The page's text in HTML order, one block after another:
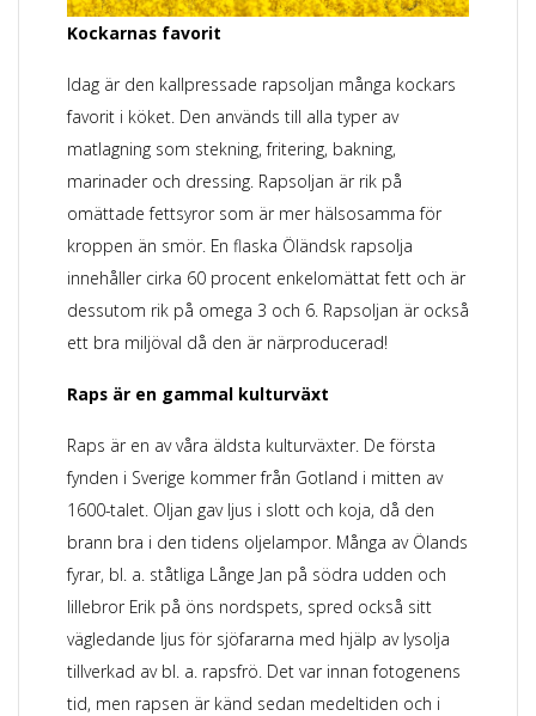
Kockarnas favorit
Idag är den kallpressade rapsoljan många kockars
favorit i köket. Den används till alla typer av
matlagning som stekning, fritering, bakning,
marinader och dressing. Rapsoljan är rik på
omättade fettsyror som är mer hälsosamma för
kroppen än smör. En flaska Öländsk rapsolja
innehåller cirka 60 procent enkelomättat fett och är
dessutom rik på omega 3 och 6. Rapsoljan är också
ett bra miljöval då den är närproducerad!
Raps är en gammal kulturväxt
Raps är en av våra äldsta kulturväxter. De första
fynden i Sverige kommer från Gotland i mitten av
1600-talet. Oljan gav ljus i slott och koja, då den
brann bra i den tidens oljelampor. Många av Ölands
fyrar, bl. a. ståtliga Långe Jan på södra udden och
lillebror Erik på öns nordspets, spred också sitt
vägledande ljus för sjöfararna med hjälp av lysolja
tillverkad av bl. a. rapsfrö. Det var innan fotogenens
tid, men rapsen är känd sedan medeltiden och i